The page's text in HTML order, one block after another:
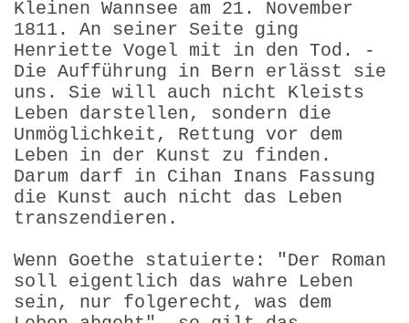
Kleinen Wannsee am 21. November
1811. An seiner Seite ging
Henriette Vogel mit in den Tod. -
Die Aufführung in Bern erlässt sie
uns. Sie will auch nicht Kleists
Leben darstellen, sondern die
Unmöglichkeit, Rettung vor dem
Leben in der Kunst zu finden.
Darum darf in Cihan Inans Fassung
die Kunst auch nicht das Leben
transzendieren.
Wenn Goethe statuierte: "Der Roman
soll eigentlich das wahre Leben
sein, nur folgerecht, was dem